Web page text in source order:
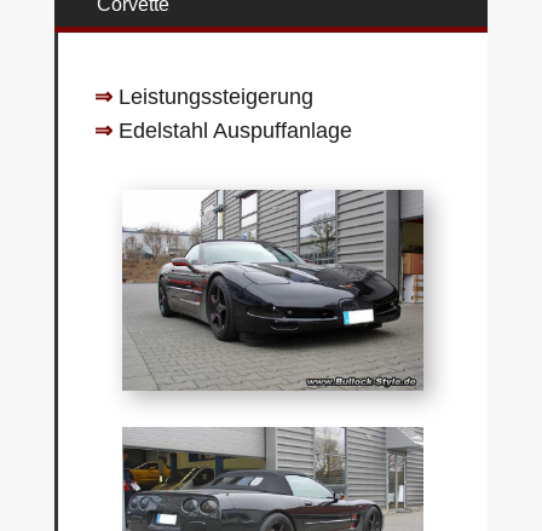
Corvette
⇒Leistungssteigerung
⇒Edelstahl Auspuffanlage